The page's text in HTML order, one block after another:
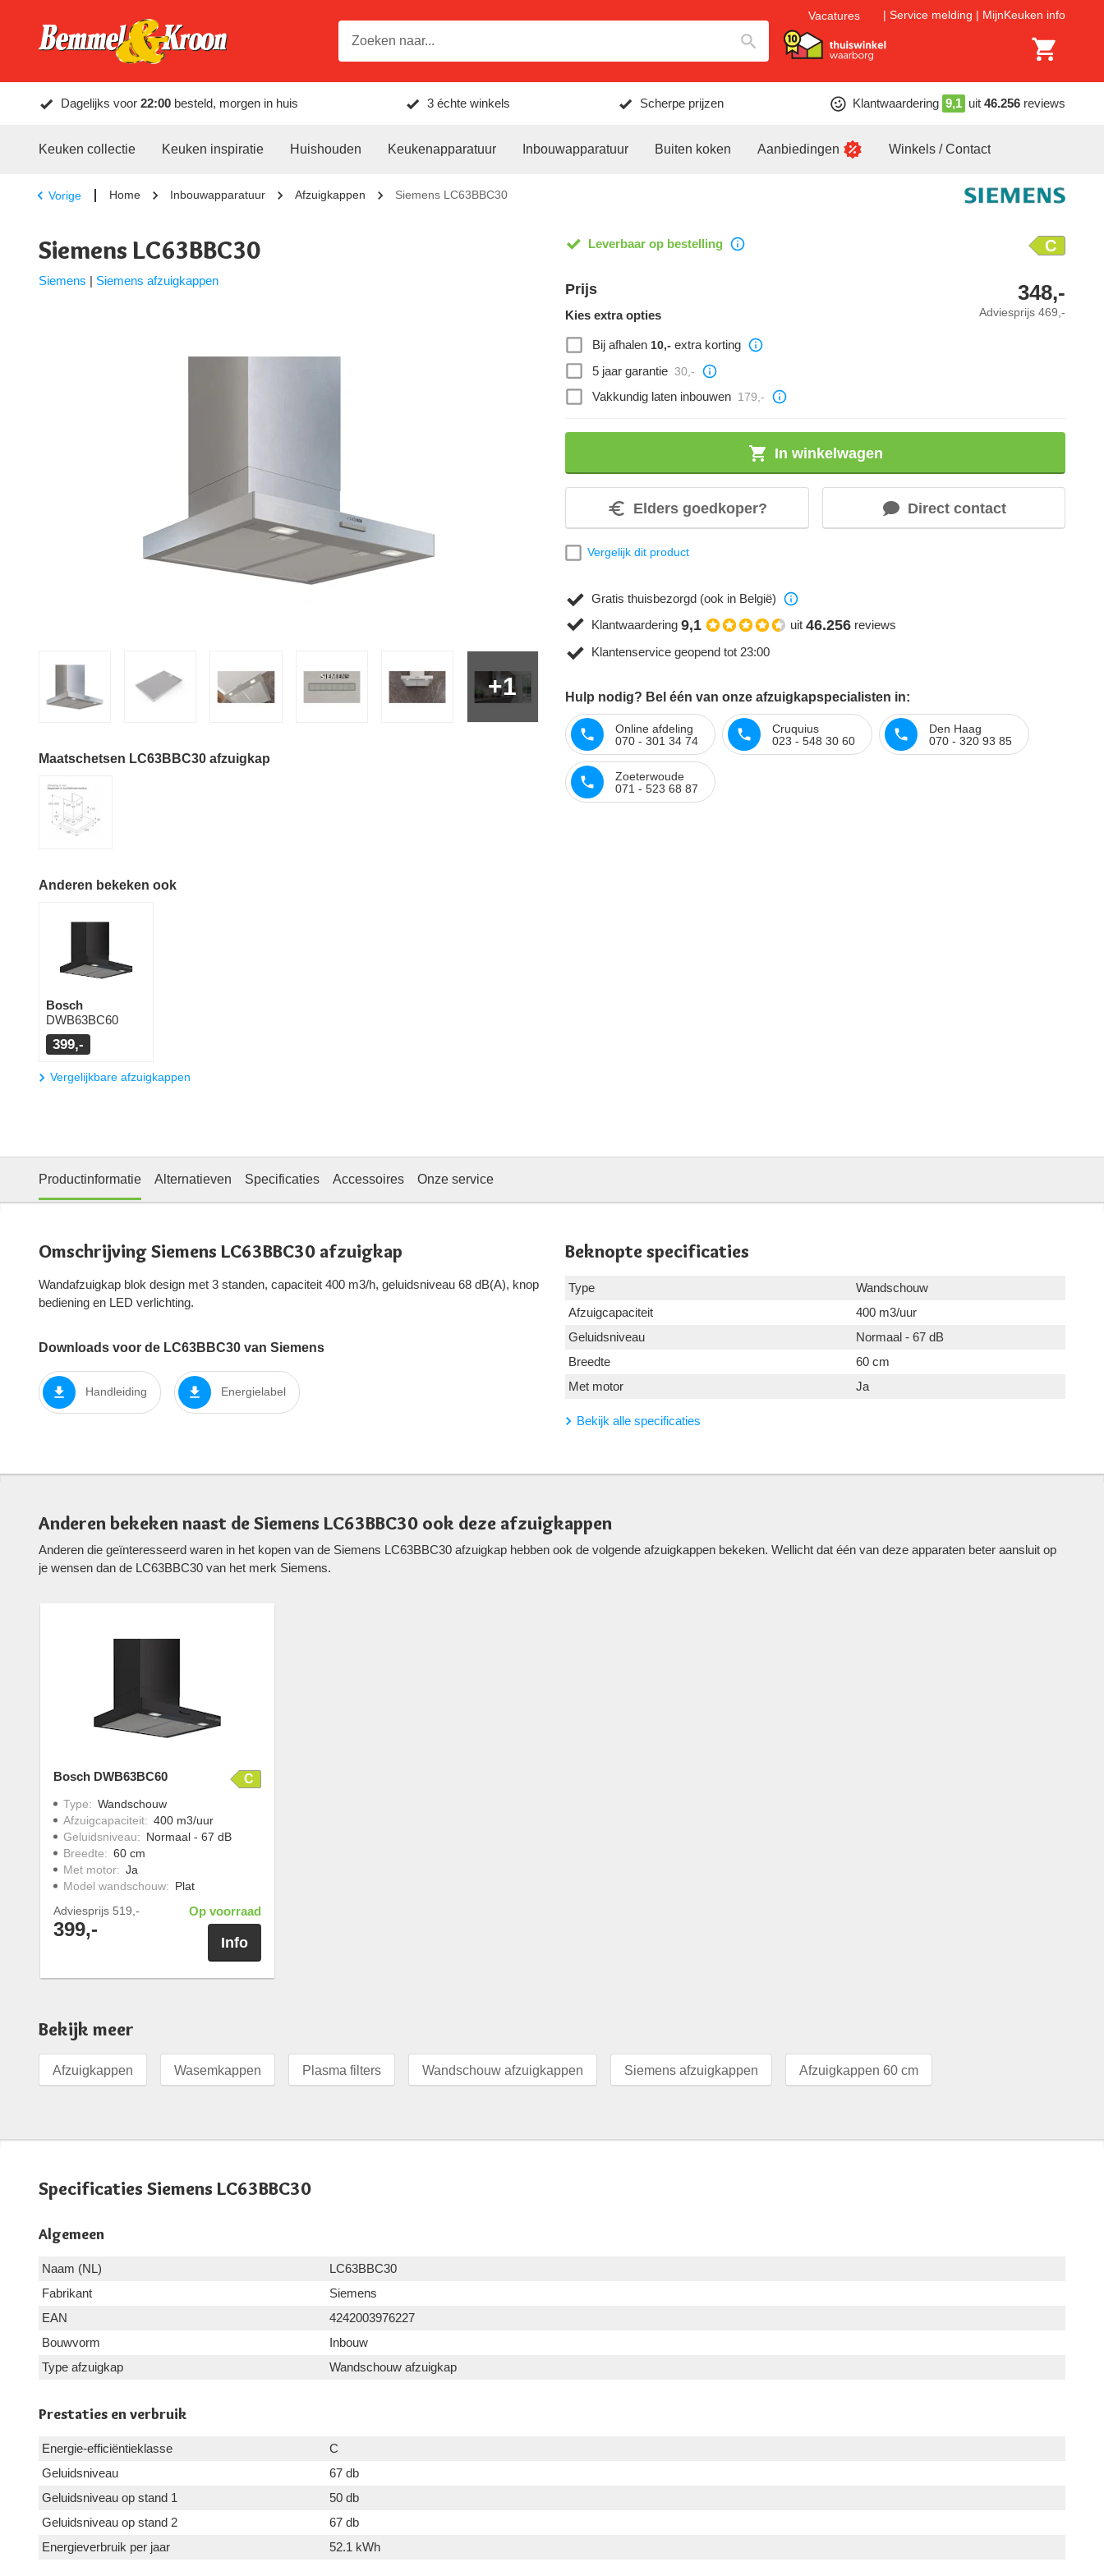
Vacatures Service melding MijnKeuken info
Dagelijks voor 22:00 besteld, morgen in huis 3 échte winkels Scherpe prijzen Klantwaardering 9,1 uit 46.256 reviews
Keuken collectie Keuken inspiratie Huishouden Keukenapparatuur Inbouwapparatuur Buiten koken Aanbiedingen Winkels / Contact
Vorige Home Inbouwapparatuur Afzuigkappen Siemens LC63BBC30
Siemens LC63BBC30
Siemens | Siemens afzuigkappen
+1
Maatschetsen LC63BBC30 afzuigkap
Anderen bekeken ook
Bosch
DWB63BC60
399,-
Vergelijkbare afzuigkappen
Leverbaar op bestelling C
Prijs
Adviesprijs 469,-
348,-
Kies extra opties
Bij afhalen 10,- extra korting
5 jaar garantie 30,-
Vakkundig laten inbouwen 179,-
In winkelwagen
Elders goedkoper? Direct contact
Vergelijk dit product
Gratis thuisbezorgd (ook in België)
Klantwaardering 9,1 uit 46.256 reviews
Klantenservice geopend tot 23:00
Hulp nodig? Bel één van onze afzuigkapspecialisten in:
Online afdeling
070 - 301 34 74
Cruquius
023 - 548 30 60
Den Haag
070 - 320 93 85
Zoeterwoude
071 - 523 68 87
Productinformatie Alternatieven Specificaties Accessoires Onze service
Omschrijving Siemens LC63BBC30 afzuigkap
Wandafzuigkap blok design met 3 standen, capaciteit 400 m3/h, geluidsniveau 68 dB(A), knop
bediening en LED verlichting.
Downloads voor de LC63BBC30 van Siemens
Handleiding Energielabel
Beknopte specificaties
Type
Wandschouw
Afzuigcapaciteit
400 m3/uur
Geluidsniveau
Normaal - 67 dB
Breedte
60 cm
Met motor
Ja
Bekijk alle specificaties
Anderen bekeken naast de Siemens LC63BBC30 ook deze afzuigkappen
Anderen die geïnteresseerd waren in het kopen van de Siemens LC63BBC30 afzuigkap hebben ook de volgende afzuigkappen bekeken. Wellicht dat één van deze apparaten beter aansluit op
je wensen dan de LC63BBC30 van het merk Siemens.
Bosch DWB63BC60 C
Type: Wandschouw
Afzuigcapaciteit: 400 m3/uur
Geluidsniveau: Normaal - 67 dB
Breedte: 60 cm
Met motor: Ja
Model wandschouw: Plat
Adviesprijs 519,-
399,-
Op voorraad
Info
Bekijk meer
Afzuigkappen Wasemkappen Plasma filters Wandschouw afzuigkappen Siemens afzuigkappen Afzuigkappen 60 cm
Specificaties Siemens LC63BBC30
Algemeen
Naam (NL)
LC63BBC30
Fabrikant
Siemens
EAN
4242003976227
Bouwvorm
Inbouw
Type afzuigkap
Wandschouw afzuigkap
Prestaties en verbruik
Energie-efficiëntieklasse
C
Geluidsniveau
67 db
Geluidsniveau op stand 1
50 db
Geluidsniveau op stand 2
67 db
Energieverbruik per jaar
52.1 kWh